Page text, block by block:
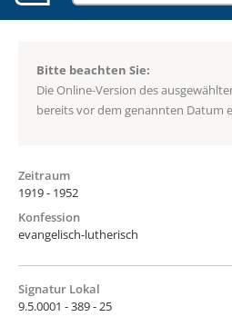
Bitte beachten Sie:
Die Online-Version des
bereits vor dem genannten Datum
Zeitraum
1919 - 1952
Konfession
evangelisch-lutherisch
Signatur Lokal
9.5.0001 - 389 - 25